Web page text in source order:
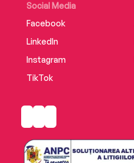
Social Media
Facebook
LinkedIn
Instagram
TikTok